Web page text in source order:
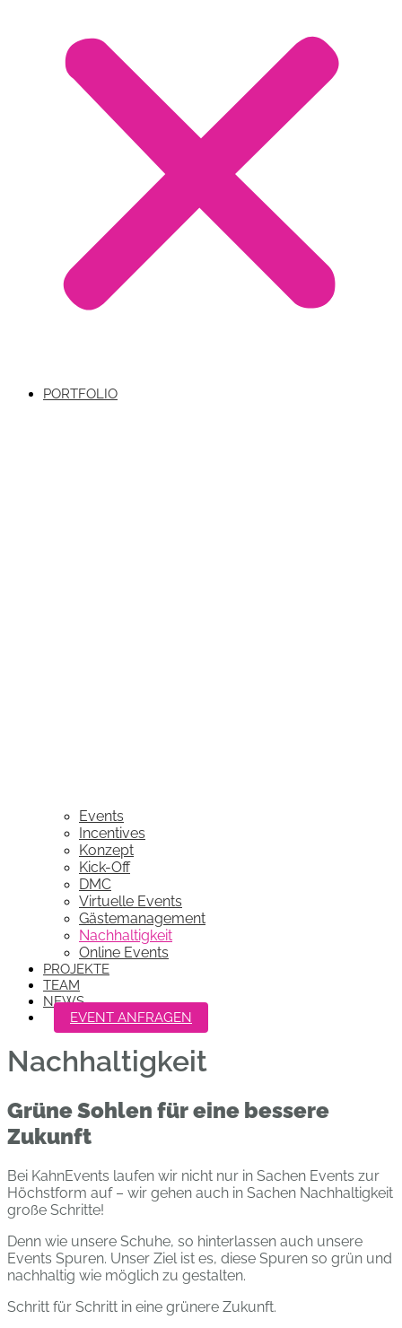
PORTFOLIO
Events
Incentives
Konzept
Kick-Off
DMC
Virtuelle Events
Gästemanagement
Nachhaltigkeit
Online Events
PROJEKTE
TEAM
NEWS
EVENT ANFRAGEN
Nachhaltigkeit
Grüne Sohlen für eine bessere
Zukunft
Bei KahnEvents laufen wir nicht nur in Sachen Events zur
Höchstform auf – wir gehen auch in Sachen Nachhaltigkeit
große Schritte!
Denn wie unsere Schuhe, so hinterlassen auch unsere
Events Spuren. Unser Ziel ist es, diese Spuren so grün und
nachhaltig wie möglich zu gestalten.
Schritt für Schritt in eine grünere Zukunft.